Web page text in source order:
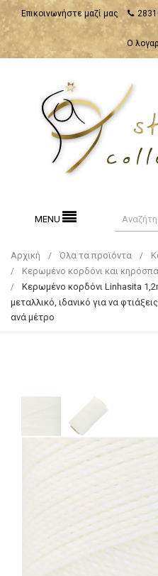
Επικοινωνήστε μαζί μας
Ο
MENU
Αρχική Όλα τα προϊόντα
Κερωμένο κορδόνι και
Κερωμένο κορδόνι Linhasita
μεταλλικό, ιδανικό για να
ανά μέτρο